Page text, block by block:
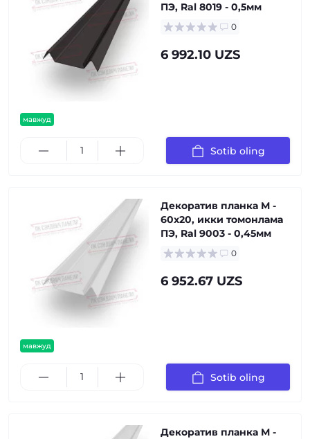
мавжуд
ПЭ, Ral 8019 - 0,5мм
0
6 992.10 UZS
Sotib oling
мавжуд
Декоратив планка М -
60х20, икки томонлама
ПЭ, Ral 9003 - 0,45мм
0
6 952.67 UZS
Sotib oling
Декоратив планка М -